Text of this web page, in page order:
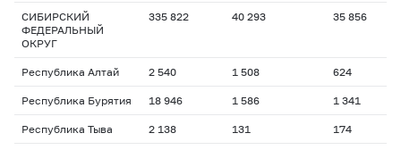
СИБИРСКИЙ
ФЕДЕРАЛЬНЫЙ
ОКРУГ
335 822 40 293 35 856
Республика Алтай 2 540 1 508 624
Республика Бурятия 18 946 1 586 1 341
Республика Тыва 2 138 131 174